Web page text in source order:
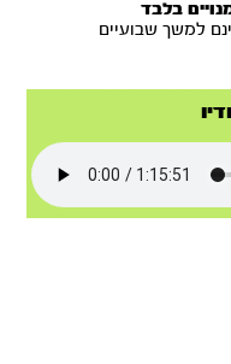
בלבד
למשך שבועיים